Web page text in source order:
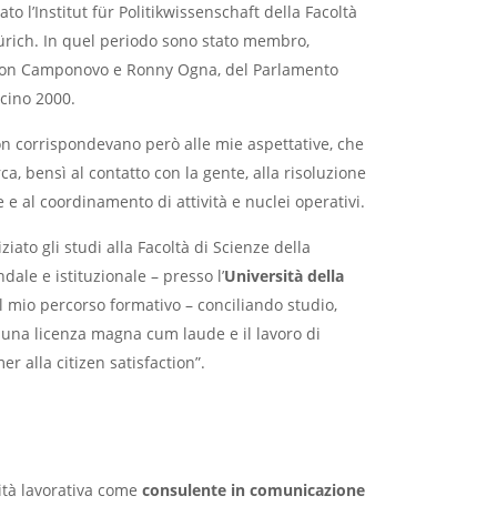
l’Institut für Politikwissenschaft della Facoltà
In quel periodo sono stato membro,
Camponovo e Ronny Ogna, del Parlamento
2000.
corrispondevano però alle mie aspettative, che
bensì al contatto con la gente, alla risoluzione
e al coordinamento di attività e nuclei operativi.
gli studi alla Facoltà di Scienze della
e istituzionale – presso l’Università della
mio percorso formativo – conciliando studio,
licenza magna cum laude e il lavoro di
alla citizen satisfaction”.
lavorativa come consulente in comunicazione